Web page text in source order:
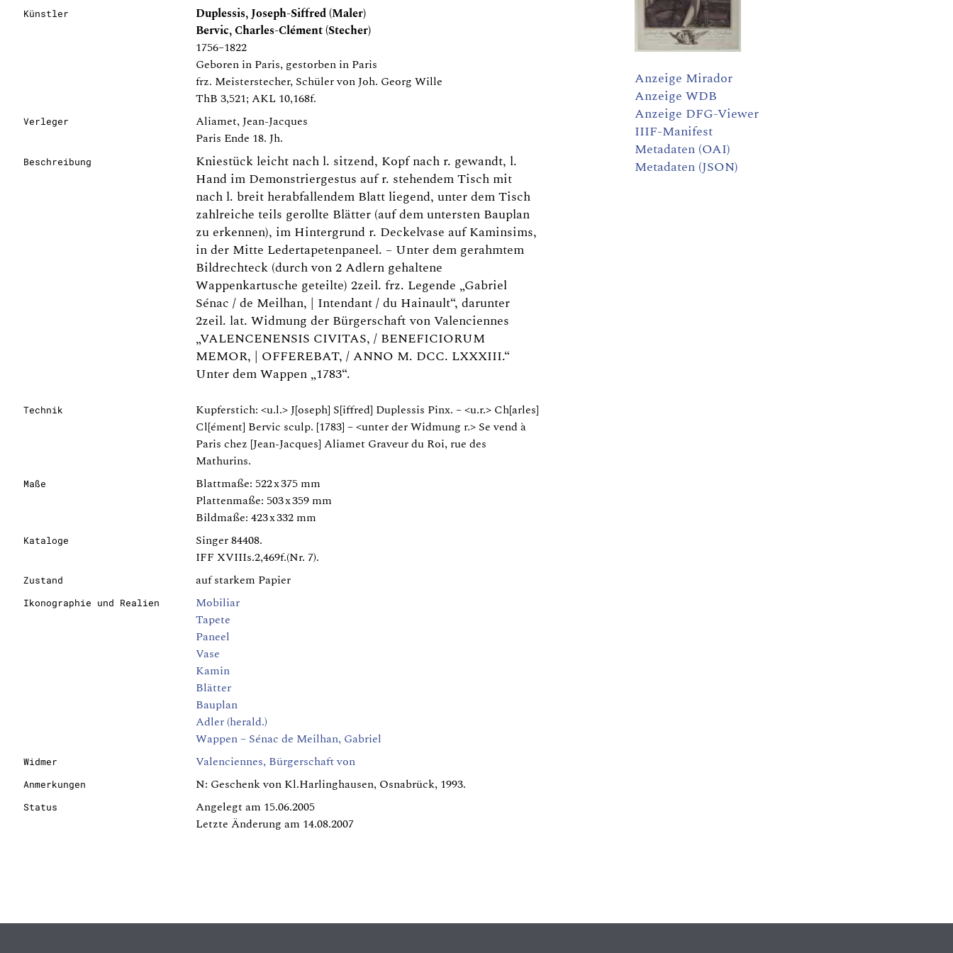
Künstler
Duplessis, Joseph-Siffred (Maler)
Bervic, Charles-Clément (Stecher)
1756–1822
Geboren in Paris, gestorben in Paris
frz. Meisterstecher, Schüler von Joh. Georg Wille
ThB 3,521; AKL 10,168f.
Verleger
Aliamet, Jean-Jacques
Paris Ende 18. Jh.
Beschreibung
Kniestück leicht nach l. sitzend, Kopf nach r. gewandt, l.
Hand im Demonstriergestus auf r. stehendem Tisch mit
nach l. breit herabfallendem Blatt liegend, unter dem Tisch
zahlreiche teils gerollte Blätter (auf dem untersten Bauplan
zu erkennen), im Hintergrund r. Deckelvase auf Kaminsims,
in der Mitte Ledertapetenpaneel. – Unter dem gerahmtem
Bildrechteck (durch von 2 Adlern gehaltene
Wappenkartusche geteilte) 2zeil. frz. Legende „Gabriel
Sénac / de Meilhan, | Intendant / du Hainault“, darunter
2zeil. lat. Widmung der Bürgerschaft von Valenciennes
„VALENCENENSIS CIVITAS, / BENEFICIORUM
MEMOR, | OFFEREBAT, / ANNO M. DCC. LXXXIII.“
Unter dem Wappen „1783“.
Technik
Kupferstich: <u.l.> J[oseph] S[iffred] Duplessis Pinx. – <u.r.> Ch[arles]
Cl[ément] Bervic sculp. [1783] – <unter der Widmung r.> Se vend à
Paris chez [Jean-Jacques] Aliamet Graveur du Roi, rue des
Mathurins.
Maße
Blattmaße: 522 x 375 mm
Plattenmaße: 503 x 359 mm
Bildmaße: 423 x 332 mm
Kataloge
Singer 84408.
IFF XVIIIs.2,469f.(Nr. 7).
Zustand auf starkem Papier
Ikonographie und Realien
Mobiliar
Tapete
Paneel
Vase
Kamin
Blätter
Bauplan
Adler (herald.)
Wappen – Sénac de Meilhan, Gabriel
Widmer Valenciennes, Bürgerschaft von
Anmerkungen N: Geschenk von Kl.Harlinghausen, Osnabrück, 1993.
Status
Angelegt am 15.06.2005
Letzte Änderung am 14.08.2007
Anzeige Mirador
Anzeige WDB
Anzeige DFG-Viewer
IIIF-Manifest
Metadaten (OAI)
Metadaten (JSON)